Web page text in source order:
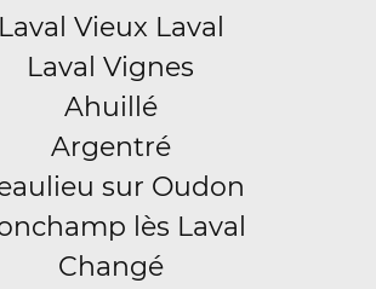
Laval Vieux Laval
Laval Vignes
Ahuillé
Argentré
sur Oudon
lès Laval
Changé